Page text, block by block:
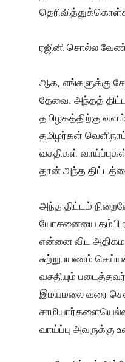
ரஜினி சொல்ல
ஆக, எங்களுக்கு
தேவை. அந்தத்
தமிழகத்திற்கு
தமிழர்கள்
வசதிகள்
தான் அந்த
அந்த திட்டம்
யோசனையை தம்பி
என்னை விட
சுற்றுபயணம்
வசதியும்
இமயமலை வரை
வாய்ப்பு அவருக்கு